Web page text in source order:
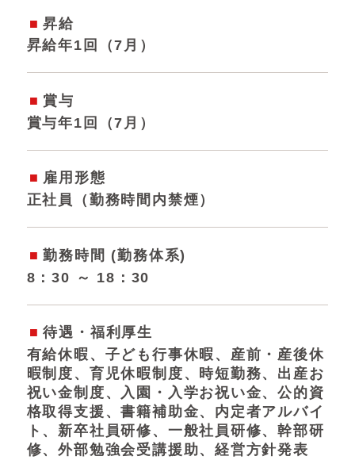
昇給
昇給年1回（7月）
賞与
賞与年1回（7月）
雇用形態
正社員（勤務時間内禁煙）
勤務時間 (勤務体系)
8：30 ～ 18：30
待遇・福利厚生
有給休暇、子ども行事休暇、産前・産後休
暇制度、育児休暇制度、時短勤務、出産お
祝い金制度、入園・入学お祝い金、公的資
格取得支援、書籍補助金、内定者アルバイ
ト、新卒社員研修、一般社員研修、幹部研
修、外部勉強会受講援助、経営方針発表